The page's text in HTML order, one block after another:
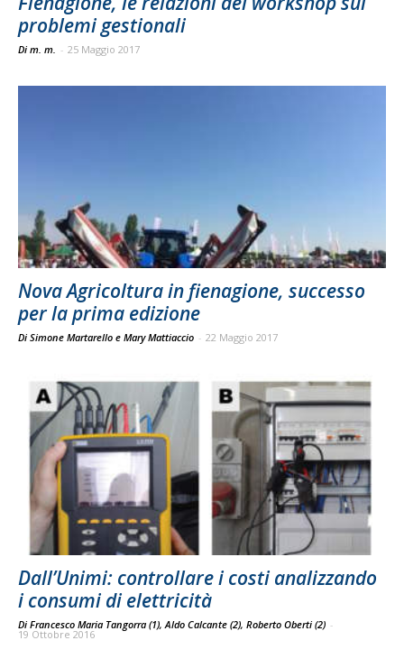
problemi gestionali
Di m. m. - 25 Maggio 2017
Nova Agricoltura in fienagione, successo
per la prima edizione
Di Simone Martarello e Mary Mattiaccio - 22 Maggio 2017
Dall’Unimi: controllare i costi analizzando
i consumi di elettricità
Di Francesco Maria Tangorra (1), Aldo Calcante (2), Roberto Oberti (2) -
19 Ottobre 2016